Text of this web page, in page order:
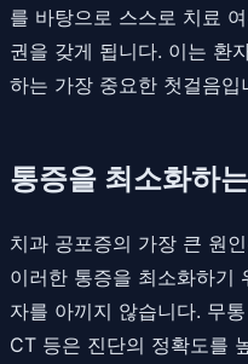
를 바탕으로 스스로 치료
권을 갖게 됩니다. 이는 환
하는 가장 중요한 첫걸음입
통증을 최소화하
치과 공포증의 가장 큰 원
이러한 통증을 최소화하기
자를 아끼지 않습니다. 무
CT 등은 진단의 정확도를